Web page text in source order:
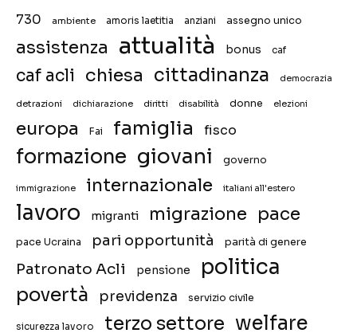
730 ambiente amoris laetitia anziani assegno unico
assistenza attualità bonus caf
caf acli chiesa cittadinanza democrazia
detrazioni dichiarazione diritti disabilità donne elezioni
europa Fai famiglia fisco
formazione giovani governo
immigrazione internazionale italiani all'estero
lavoro migranti migrazione pace
pace Ucraina pari opportunità parità di genere
Patronato Acli pensione politica
povertà previdenza servizio civile
sicurezza lavoro terzo settore welfare